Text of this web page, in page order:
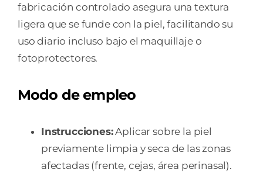
fabricación controlado asegura una textura
ligera que se funde con la piel, facilitando su
uso diario incluso bajo el maquillaje o
fotoprotectores.
Modo de empleo
Instrucciones:Aplicar sobre la piel
previamente limpia y seca de las zonas
afectadas (frente, cejas, área perinasal).